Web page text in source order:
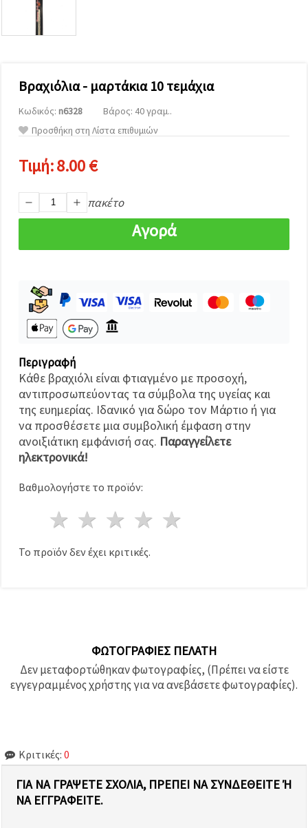
επισκεψιμότητα
προβάλλουμε
πιο σχετικό
μεταξύ
άλλων με
τη βοήθεια
των
συνεργατών
μας για
μάρκετινγκ.
συμφωνήσετε
cookies
ιστότοπο!
καθορίστε
προτιμήσεις
σας στις
επιλέγοντας
δεδομένο
τύπο
cookies και
κάνοντας
κλικ στο
κουμπί
Αποθήκευση.
Αποδέχομαι
Ρυθμίσεις
Βραχιόλια - μαρτάκια 10 τεμάχια
Κωδικός: n6328
Βάρος: 40 γραμ..
Προσθήκη στη Λίστα επιθυμιών
Τιμή:8.00 €
πακέτο
Αγορά
Περιγραφή
Κάθε βραχιόλι είναι φτιαγμένο με προσοχή,
αντιπροσωπεύοντας τα σύμβολα της υγείας και
της ευημερίας. Ιδανικό για δώρο τον Μάρτιο ή για
να προσθέσετε μια συμβολική έμφαση στην
ανοιξιάτικη εμφάνισή σας. Παραγγείλετε
ηλεκτρονικά!
Βαθμολογήστε το προϊόν:
4 Αστέρια
3 Αστέρια
2 Αστέρια
1 Αστέρι
Το προϊόν δεν έχει κριτικές.
ΦΩΤΟΓΡΑΦΊΕΣ ΠΕΛΆΤΗ
Δεν μεταφορτώθηκαν φωτογραφίες, (Πρέπει να είστε
εγγεγραμμένος χρήστης για να ανεβάσετε φωτογραφίες).
Κριτικές: 0
ΓΙΑ ΝΑ ΓΡΆΨΕΤΕ ΣΧΌΛΙΑ, ΠΡΈΠΕΙ ΝΑ ΣΥΝΔΕΘΕΊΤΕ Ή Ν
Α ΕΓΓΡΑΦΕΊΤΕ.